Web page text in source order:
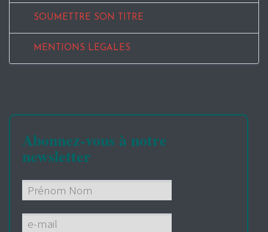
SOUMETTRE SON TITRE
MENTIONS LEGALES
Abonnez-vous à notre
newsletter